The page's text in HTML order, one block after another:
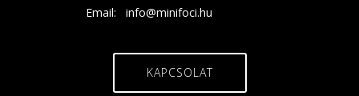
Email:
info@minifoci.hu
KAPCSOLAT